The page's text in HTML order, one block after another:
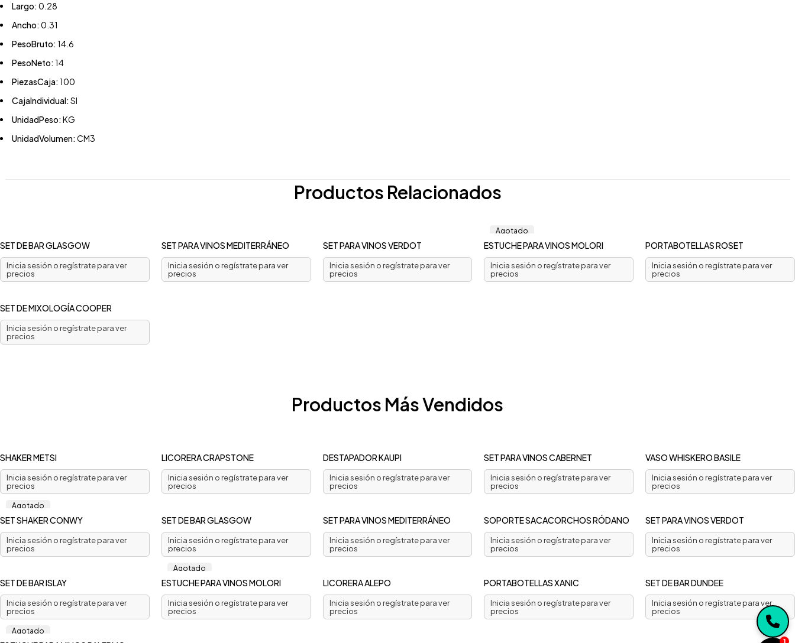
Largo:0.28
Ancho:0.31
PesoBruto:14.6
PesoNeto:14
PiezasCaja:100
CajaIndividual:SI
UnidadPeso:KG
UnidadVolumen:CM3
Productos Relacionados
SET DE BAR GLASGOW
Inicia sesión o regístrate para ver
precios
SET PARA VINOS MEDITERRÁNEO
Inicia sesión o regístrate para ver
precios
SET PARA VINOS VERDOT
Inicia sesión o regístrate para ver
precios
Agotado
ESTUCHE PARA VINOS MOLORI
Inicia sesión o regístrate para ver
precios
PORTABOTELLAS ROSET
Inicia sesión o regístrate para ver
precios
SET DE MIXOLOGÍA COOPER
Inicia sesión o regístrate para ver
precios
Productos Más Vendidos
SHAKER METSI
Inicia sesión o regístrate para ver
precios
LICORERA CRAPSTONE
Inicia sesión o regístrate para ver
precios
DESTAPADOR KAUPI
Inicia sesión o regístrate para ver
precios
SET PARA VINOS CABERNET
Inicia sesión o regístrate para ver
precios
VASO WHISKERO BASILE
Inicia sesión o regístrate para ver
precios
Agotado
SET SHAKER CONWY
Inicia sesión o regístrate para ver
precios
SET DE BAR GLASGOW
Inicia sesión o regístrate para ver
precios
SET PARA VINOS MEDITERRÁNEO
Inicia sesión o regístrate para ver
precios
SOPORTE SACACORCHOS RÓDANO
Inicia sesión o regístrate para ver
precios
SET PARA VINOS VERDOT
Inicia sesión o regístrate para ver
precios
SET DE BAR ISLAY
Inicia sesión o regístrate para ver
precios
Agotado
ESTUCHE PARA VINOS MOLORI
Inicia sesión o regístrate para ver
precios
LICORERA ALEPO
Inicia sesión o regístrate para ver
precios
PORTABOTELLAS XANIC
Inicia sesión o regístrate para ver
precios
SET DE BAR DUNDEE
Inicia sesión o regístrate para ver
precios
Agotado
1